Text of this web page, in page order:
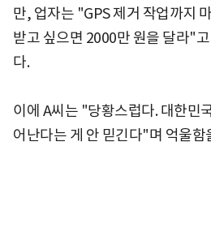
만, 업자는 "GPS 제거 작업까지
받고 싶으면 2000만 원을 달라"
다.
이에 A씨는 "당황스럽다. 대한민
어난다는 게 안 믿긴다"며 억울함